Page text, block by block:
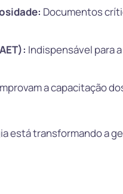
Documentos
Indispensável para
a capacitação
está transformando a